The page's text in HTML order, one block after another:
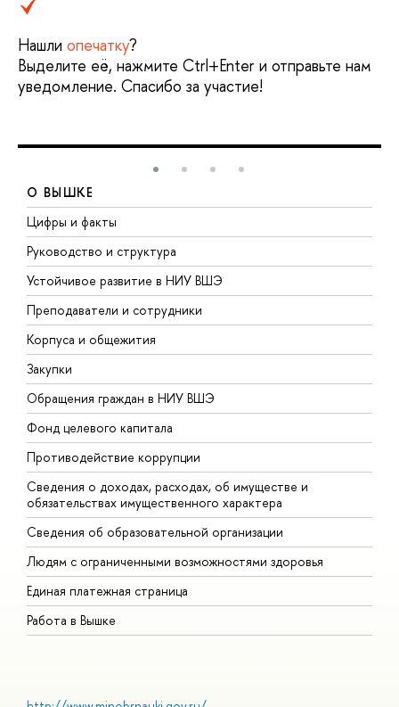
Нашли опечатку?
Выделите её, нажмите Ctrl+Enter и отправьте нам
уведомление. Спасибо за участие!
О ВЫШКЕ
Цифры и факты
Руководство и структура
Устойчивое развитие в НИУ ВШЭ
Преподаватели и сотрудники
Корпуса и общежития
Закупки
Обращения граждан в НИУ ВШЭ
Фонд целевого капитала
Противодействие коррупции
Сведения о доходах, расходах, об имуществе и
обязательствах имущественного характера
Сведения об образовательной организации
Людям с ограниченными возможностями здоровья
Единая платежная страница
Работа в Вышке